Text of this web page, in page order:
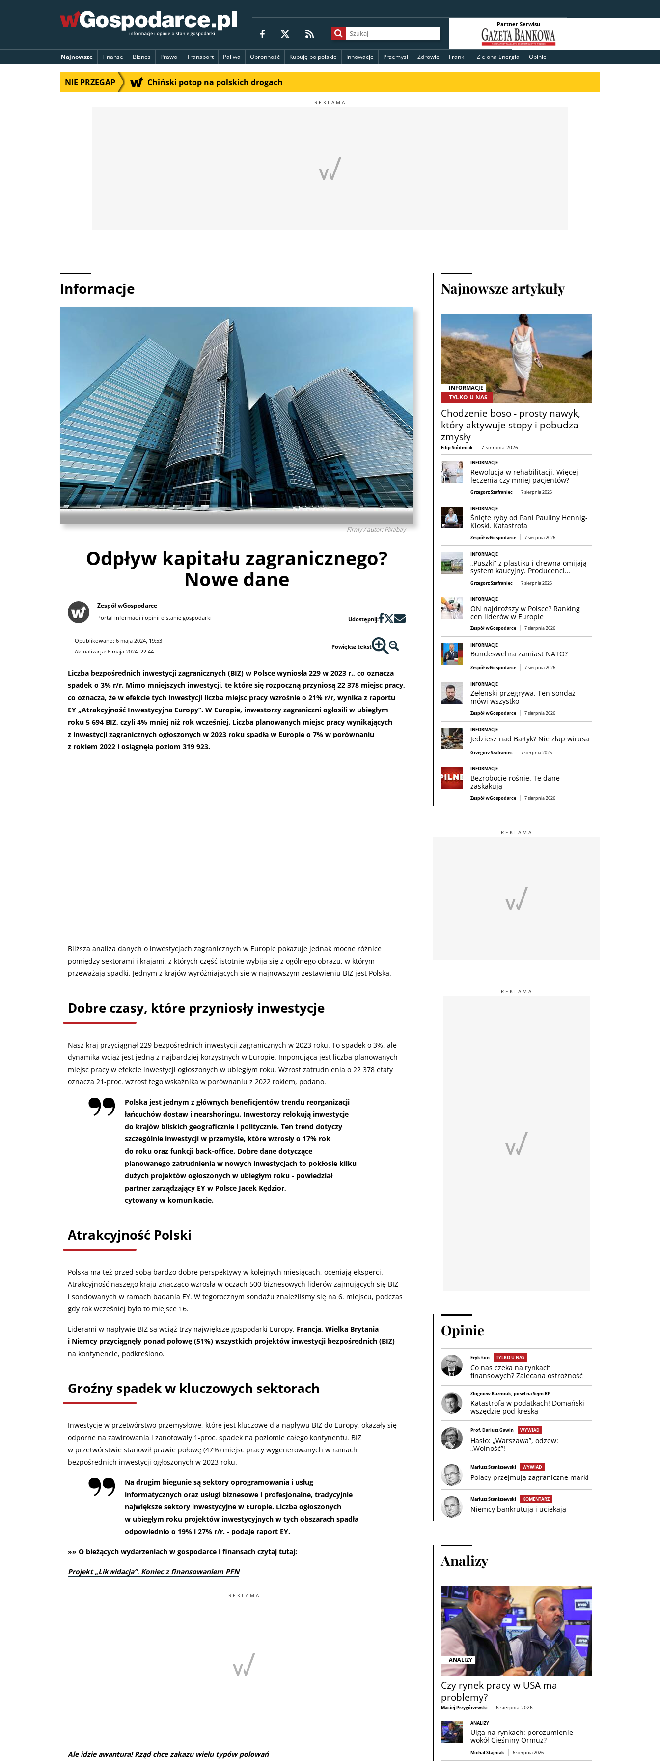
Partner Serwisu
Najnowsze Finanse Biznes Prawo Transport Paliwa Obronność Kupuję bo polskie Innowacje Przemysł Zdrowie Frank+ Zielona Energia Opinie
NIE PRZEGAP Chiński potop na polskich drogach
Informacje
Firmy / autor: Pixabay
Odpływ kapitału zagranicznego?
Nowe dane
Zespół wGospodarce
Portal informacji i opinii o stanie gospodarki Udostępnij:
Opublikowano: 6 maja 2024, 19:53
Aktualizacja: 6 maja 2024, 22:44
Powiększ tekst
Liczba bezpośrednich inwestycji zagranicznych (BIZ) w Polsce wyniosła 229 w 2023 r., co oznacza
spadek o 3% r/r. Mimo mniejszych inwestycji, te które się rozpoczną przyniosą 22 378 miejsc pracy,
co oznacza, że w efekcie tych inwestycji liczba miejsc pracy wzrośnie o 21% r/r, wynika z raportu
EY „Atrakcyjność Inwestycyjna Europy”. W Europie, inwestorzy zagraniczni ogłosili w ubiegłym
roku 5 694 BIZ, czyli 4% mniej niż rok wcześniej. Liczba planowanych miejsc pracy wynikających
z inwestycji zagranicznych ogłoszonych w 2023 roku spadła w Europie o 7% w porównaniu
z rokiem 2022 i osiągnęła poziom 319 923.
Bliższa analiza danych o inwestycjach zagranicznych w Europie pokazuje jednak mocne różnice
pomiędzy sektorami i krajami, z których część istotnie wybija się z ogólnego obrazu, w którym
przeważają spadki. Jednym z krajów wyróżniających się w najnowszym zestawieniu BIZ jest Polska.
Dobre czasy, które przyniosły inwestycje
Nasz kraj przyciągnął 229 bezpośrednich inwestycji zagranicznych w 2023 roku. To spadek o 3%, ale
dynamika wciąż jest jedną z najbardziej korzystnych w Europie. Imponująca jest liczba planowanych
miejsc pracy w efekcie inwestycji ogłoszonych w ubiegłym roku. Wzrost zatrudnienia o 22 378 etaty
oznacza 21-proc. wzrost tego wskaźnika w porównaniu z 2022 rokiem, podano.
Polska jest jednym z głównych beneficjentów trendu reorganizacji
łańcuchów dostaw i nearshoringu. Inwestorzy relokują inwestycje
do krajów bliskich geograficznie i politycznie. Ten trend dotyczy
szczególnie inwestycji w przemyśle, które wzrosły o 17% rok
do roku oraz funkcji back-office. Dobre dane dotyczące
planowanego zatrudnienia w nowych inwestycjach to pokłosie kilku
dużych projektów ogłoszonych w ubiegłym roku - powiedział
partner zarządzający EY w Polsce Jacek Kędzior,
cytowany w komunikacie.
Atrakcyjność Polski
Polska ma też przed sobą bardzo dobre perspektywy w kolejnych miesiącach, oceniają eksperci.
Atrakcyjność naszego kraju znacząco wzrosła w oczach 500 biznesowych liderów zajmujących się BIZ
i sondowanych w ramach badania EY. W tegorocznym sondażu znaleźliśmy się na 6. miejscu, podczas
gdy rok wcześniej było to miejsce 16.
Liderami w napływie BIZ są wciąż trzy największe gospodarki Europy. Francja, Wielka Brytania
i Niemcy przyciągnęły ponad połowę (51%) wszystkich projektów inwestycji bezpośrednich (BIZ)
na kontynencie, podkreślono.
Groźny spadek w kluczowych sektorach
Inwestycje w przetwórstwo przemysłowe, które jest kluczowe dla napływu BIZ do Europy, okazały się
odporne na zawirowania i zanotowały 1-proc. spadek na poziomie całego kontynentu. BIZ
w przetwórstwie stanowił prawie połowę (47%) miejsc pracy wygenerowanych w ramach
bezpośrednich inwestycji ogłoszonych w 2023 roku.
Na drugim biegunie są sektory oprogramowania i usług
informatycznych oraz usługi biznesowe i profesjonalne, tradycyjnie
największe sektory inwestycyjne w Europie. Liczba ogłoszonych
w ubiegłym roku projektów inwestycyjnych w tych obszarach spadła
odpowiednio o 19% i 27% r/r. - podaje raport EY.
»» O bieżących wydarzeniach w gospodarce i finansach czytaj tutaj:
Projekt „Likwidacja”. Koniec z finansowaniem PFN
REKLAMA
Ale idzie awantura! Rząd chce zakazu wielu typów polowań
Najnowsze artykuły
INFORMACJE
TYLKO U NAS
Chodzenie boso - prosty nawyk,
który aktywuje stopy i pobudza
zmysły
Filip Siódmiak 7 sierpnia 2026
INFORMACJE
Rewolucja w rehabilitacji. Więcej
leczenia czy mniej pacjentów?
Grzegorz Szafraniec 7 sierpnia 2026
INFORMACJE
Śnięte ryby od Pani Pauliny Hennig-
Kloski. Katastrofa
Zespół wGospodarce 7 sierpnia 2026
INFORMACJE
„Puszki” z plastiku i drewna omijają
system kaucyjny. Producenci…
Grzegorz Szafraniec 7 sierpnia 2026
INFORMACJE
ON najdroższy w Polsce? Ranking
cen liderów w Europie
Zespół wGospodarce 7 sierpnia 2026
INFORMACJE
Bundeswehra zamiast NATO?
Zespół wGospodarce 7 sierpnia 2026
INFORMACJE
Zełenski przegrywa. Ten sondaż
mówi wszystko
Zespół wGospodarce 7 sierpnia 2026
INFORMACJE
Jedziesz nad Bałtyk? Nie złap wirusa
Grzegorz Szafraniec 7 sierpnia 2026
INFORMACJE
Bezrobocie rośnie. Te dane
zaskakują
Zespół wGospodarce 7 sierpnia 2026
Opinie
Eryk Łon TYLKO U NAS
Co nas czeka na rynkach
finansowych? Zalecana ostrożność
Zbigniew Kuźmiuk, poseł na Sejm RP
Katastrofa w podatkach! Domański
wszędzie pod kreską
Prof. Dariusz Gawin WYWIAD
Hasło: „Warszawa”, odzew:
„Wolność”!
Mariusz Staniszewski WYWIAD
Polacy przejmują zagraniczne marki
Mariusz Staniszewski KOMENTARZ
Niemcy bankrutują i uciekają
Analizy
ANALIZY
Czy rynek pracy w USA ma
problemy?
Maciej Przygórzewski 6 sierpnia 2026
ANALIZY
Ulga na rynkach: porozumienie
wokół Cieśniny Ormuz?
Michał Stajniak 6 sierpnia 2026